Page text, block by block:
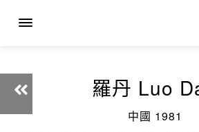
羅丹 Luo
中國 1981